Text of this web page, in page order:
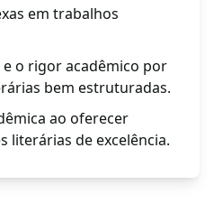
em trabalhos
e o rigor acadêmico por
bem estruturadas.
ao oferecer
literárias de excelência.